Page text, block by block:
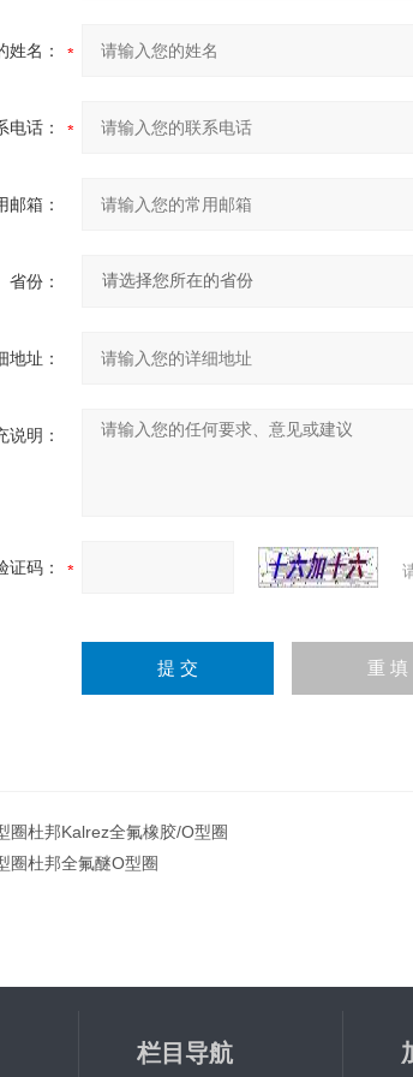
姓名：
电话：
邮箱：
省份：
地址：
说明：
证码：
圈杜邦Kalrez全氟橡胶/O型圈
圈杜邦全氟醚O型圈
栏目导航